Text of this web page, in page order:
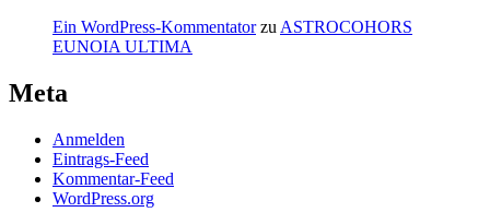
Ein WordPress-Kommentatorzu ASTROCOHORS
EUNOIA ULTIMA
Meta
Anmelden
Eintrags-Feed
Kommentar-Feed
WordPress.org